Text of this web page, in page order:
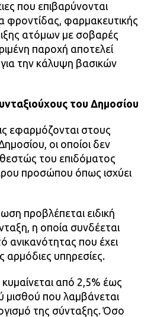
που επιβαρύνονται
φροντίδας, φαρμακευτικής
ατόμων με σοβαρές
παροχή αποτελεί
την κάλυψη βασικών
του Δημοσίου
εφαρμόζονται στους
οι οποίοι δεν
του επιδόματος
προσώπου όπως ισχύει
προβλέπεται ειδική
η οποία συνδέεται
ανικανότητας που έχει
αρμόδιες υπηρεσίες.
από 2,5% έως
μισθού που λαμβάνεται
της σύνταξης. Όσο